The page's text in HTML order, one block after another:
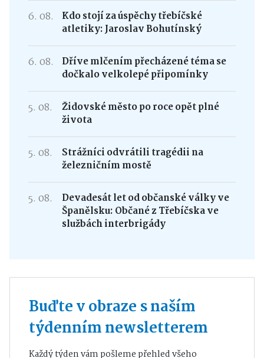
6. 08.
Kdo stojí za úspěchy třebíčské
atletiky: Jaroslav Bohutínský
6. 08.
Dříve mlčením přecházené téma se
dočkalo velkolepé připomínky
5. 08.
Židovské město po roce opět plné
života
5. 08.
Strážníci odvrátili tragédii na
železničním mostě
5. 08.
Devadesát let od občanské války ve
Španělsku: Občané z Třebíčska ve
službách interbrigády
Buďte v obraze s naším
týdenním newsletterem
Každý týden vám pošleme přehled všeho